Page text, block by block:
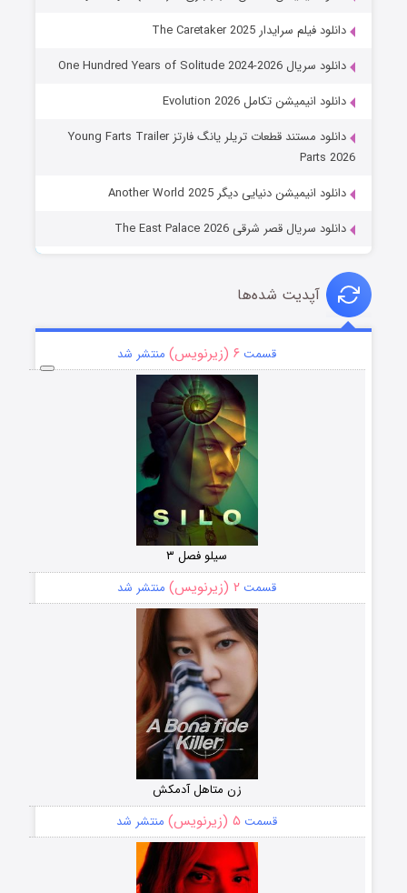
دانلود فیلم سرایدار The Caretaker 2025
دانلود سریال One Hundred Years of Solitude 2024-2026
دانلود انیمیشن تکامل Evolution 2026
دانلود مستند قطعات تریلر یانگ فارتز Young Farts Trailer
Parts 2026
دانلود انیمیشن دنیایی دیگر Another World 2025
دانلود سریال قصر شرقی The East Palace 2026
آپدیت شده‌ها
قسمت ۶ (زیرنویس) منتشر شد
سیلو فصل ۳
قسمت ۲ (زیرنویس) منتشر شد
زن متاهل آدمکش
قسمت ۵ (زیرنویس) منتشر شد